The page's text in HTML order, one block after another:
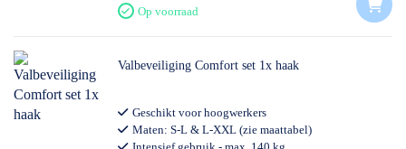
Op voorraad
Valbeveiliging Comfort set 1x haak
Geschikt voor hoogwerkers
Maten: S-L & L-XXL (zie maattabel)